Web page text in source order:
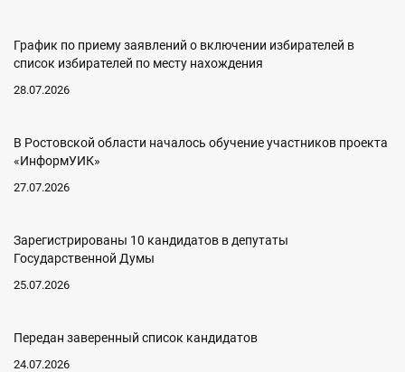
График по приему заявлений о включении избирателей в
список избирателей по месту нахождения
28.07.2026
В Ростовской области началось обучение участников проекта
«ИнформУИК»
27.07.2026
Зарегистрированы 10 кандидатов в депутаты
Государственной Думы
25.07.2026
Передан заверенный список кандидатов
24.07.2026